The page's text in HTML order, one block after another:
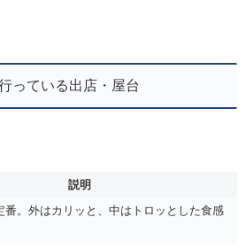
っている出店・屋台
説明
番。外はカリッと、中はトロッとした食感